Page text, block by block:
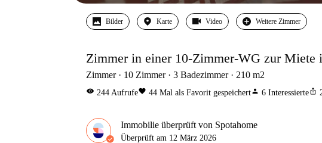
Bilder Karte Video Weitere Zimmer
Zimmer in einer 10-Zimmer-WG zur Miete
Zimmer 10 Zimmer 3 Badezimmer 210 m2
visibility 244 Aufrufefavorite 44 Mal als Favorit gespeichertperson 6 Interessierteios_share
Immobilie überprüft von Spotahome
Überprüft am 12 März 2026